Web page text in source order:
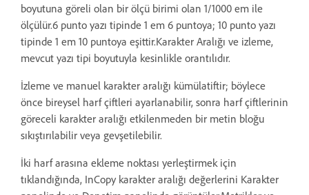
boyutuna göreli olan bir ölçü birimi olan 1/1000 em ile
ölçülür.6 punto yazı tipinde 1 em 6 puntoya; 10 punto yazı
tipinde 1 em 10 puntoya eşittir.Karakter Aralığı ve izleme,
mevcut yazı tipi boyutuyla kesinlikle orantılıdır.
İzleme ve manuel karakter aralığı kümülatiftir; böylece
önce bireysel harf çiftleri ayarlanabilir, sonra harf çiftlerinin
göreceli karakter aralığı etkilenmeden bir metin bloğu
sıkıştırılabilir veya gevşetilebilir.
İki harf arasına ekleme noktası yerleştirmek için
tıklandığında, InCopy karakter aralığı değerlerini Karakter